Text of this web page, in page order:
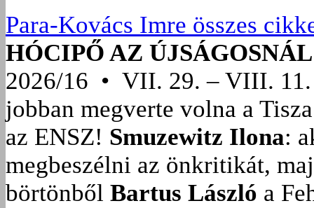
Para-Kovács Imre összes
HÓCIPŐ AZ ÚJSÁGOSNÁL
2026/16 • VII. 29. – VIII. 11.
jobban megverte volna a
az ENSZ! Smuzewitz Ilona:
megbeszélni az önkritikát,
börtönből Bartus László a